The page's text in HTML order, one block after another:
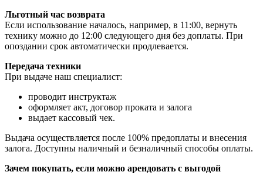
Льготный час возврата
Если использование началось, например, в 11:00, вернуть
технику можно до 12:00 следующего дня без доплаты. При
опоздании срок автоматически продлевается.
Передача техники
При выдаче наш специалист:
проводит инструктаж
оформляет акт, договор проката и залога
выдает кассовый чек.
Выдача осуществляется после 100% предоплаты и внесения
залога. Доступны наличный и безналичный способы оплаты.
Зачем покупать, если можно арендовать с выгодой